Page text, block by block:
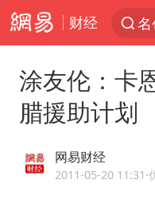
财经
白
黄
涂友伦：卡
腊援助计划
网易财经
2011-05-20 11:31 ·